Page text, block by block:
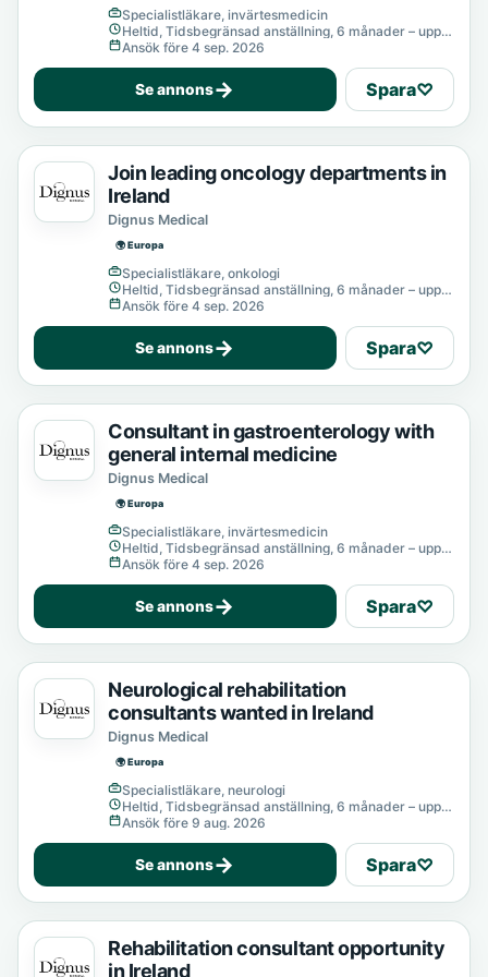
Specialistläkare, invärtesmedicin
Heltid, Tidsbegränsad anställning, 6 månader – upp
till 12 månader
Ansök före 4 sep. 2026
Se annons→ Spara♡
Join leading oncology departments in
Ireland
Dignus Medical
🌍 Europa
Specialistläkare, onkologi
Heltid, Tidsbegränsad anställning, 6 månader – upp
till 12 månader
Ansök före 4 sep. 2026
Se annons→ Spara♡
Consultant in gastroenterology with
general internal medicine
Dignus Medical
🌍 Europa
Specialistläkare, invärtesmedicin
Heltid, Tidsbegränsad anställning, 6 månader – upp
till 12 månader
Ansök före 4 sep. 2026
Se annons→ Spara♡
Neurological rehabilitation
consultants wanted in Ireland
Dignus Medical
🌍 Europa
Specialistläkare, neurologi
Heltid, Tidsbegränsad anställning, 6 månader – upp
till 12 månader
Ansök före 9 aug. 2026
Se annons→ Spara♡
Rehabilitation consultant opportunity
in Ireland